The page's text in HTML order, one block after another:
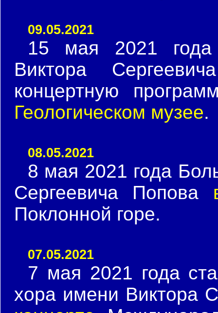
09.05.2021
15 мая 2021
Виктора
концертную
Геологическом музее.
08.05.2021
8 мая 2021 года
Сергеевича Попова
Поклонной горе.
07.05.2021
7 мая 2021 года
хора имени Виктора